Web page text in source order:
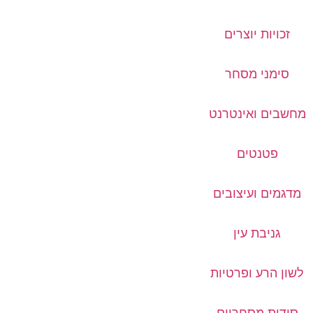
זכויות יוצרים
סימני מסחר
מחשבים ואינטרנט
פטנטים
מדגמים ועיצובים
גניבת עין
לשון הרע ופרטיות